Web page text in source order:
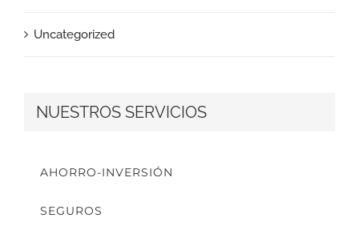
Uncategorized
NUESTROS SERVICIOS
AHORRO-INVERSIÓN
SEGUROS